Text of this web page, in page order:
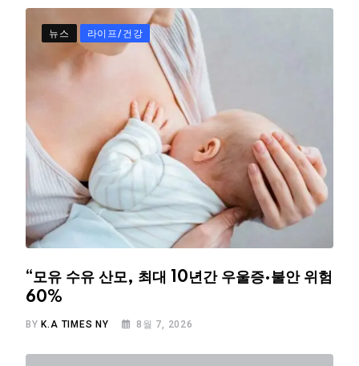
뉴스 라이프/건강
“모유 수유 산모, 최대 10년간 우울증·불안 위험
60%
BY K.A TIMES NY 8월 7, 2026